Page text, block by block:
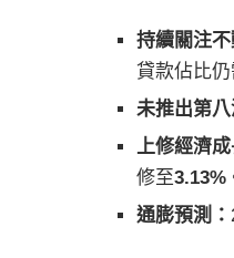
持續關注不
貸款佔比仍
未推出第八
上修經濟成
修至3.13%
通膨預測：